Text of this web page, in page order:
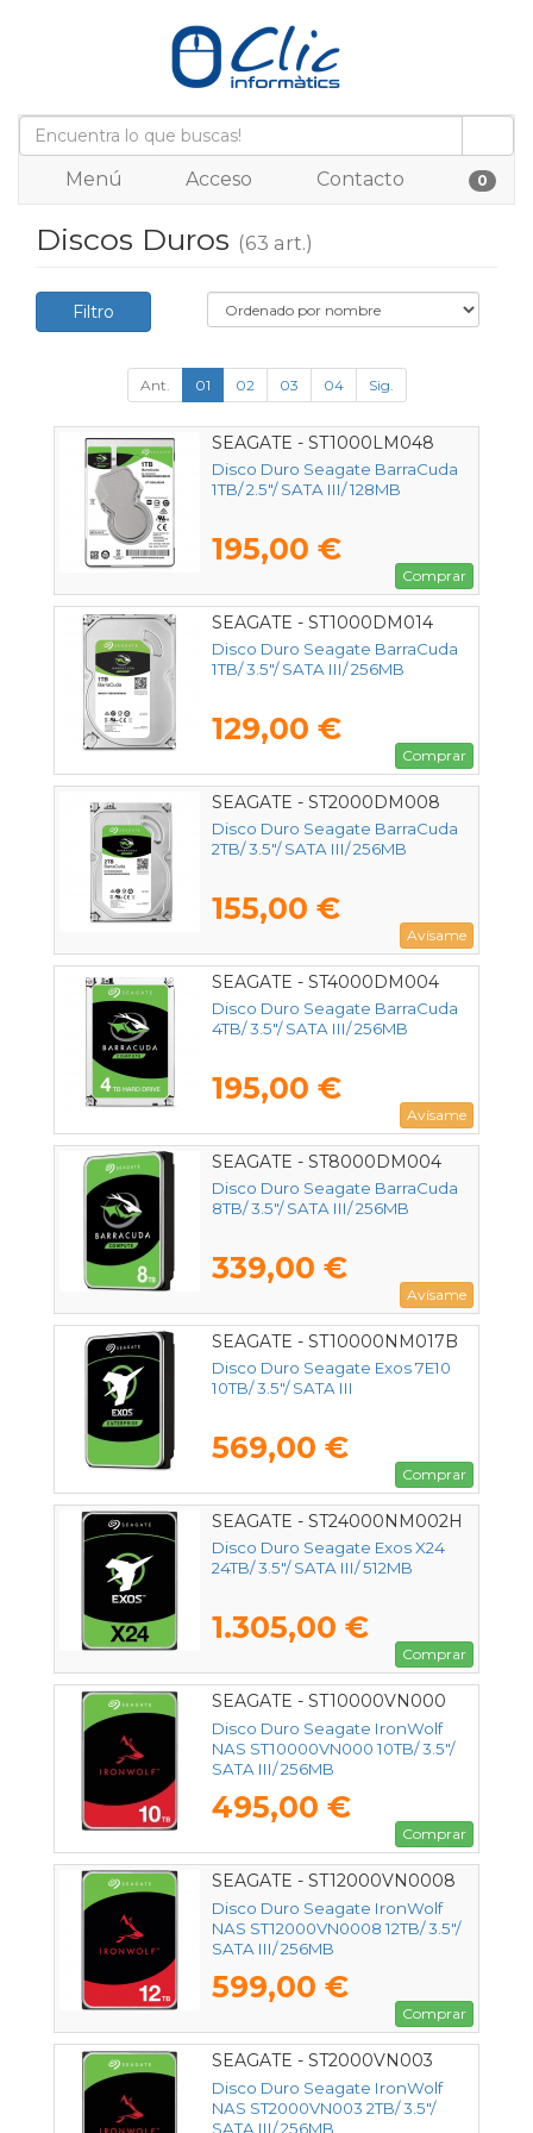
Menú Acceso Contacto 0
Discos Duros (63 art.)
Filtro
Ant. 01 02 03 04 Sig.
SEAGATE - ST1000LM048
Disco Duro Seagate BarraCuda
1TB/ 2.5"/ SATA III/ 128MB
195,00 €
Comprar
SEAGATE - ST1000DM014
Disco Duro Seagate BarraCuda
1TB/ 3.5"/ SATA III/ 256MB
129,00 €
Comprar
SEAGATE - ST2000DM008
Disco Duro Seagate BarraCuda
2TB/ 3.5"/ SATA III/ 256MB
155,00 €
Avísame
SEAGATE - ST4000DM004
Disco Duro Seagate BarraCuda
4TB/ 3.5"/ SATA III/ 256MB
195,00 €
Avísame
SEAGATE - ST8000DM004
Disco Duro Seagate BarraCuda
8TB/ 3.5"/ SATA III/ 256MB
339,00 €
Avísame
SEAGATE - ST10000NM017B
Disco Duro Seagate Exos 7E10
10TB/ 3.5"/ SATA III
569,00 €
Comprar
SEAGATE - ST24000NM002H
Disco Duro Seagate Exos X24
24TB/ 3.5"/ SATA III/ 512MB
1.305,00 €
Comprar
SEAGATE - ST10000VN000
Disco Duro Seagate IronWolf
NAS ST10000VN000 10TB/ 3.5"/
SATA III/ 256MB
495,00 €
Comprar
SEAGATE - ST12000VN0008
Disco Duro Seagate IronWolf
NAS ST12000VN0008 12TB/ 3.5"/
SATA III/ 256MB
599,00 €
Comprar
SEAGATE - ST2000VN003
Disco Duro Seagate IronWolf
NAS ST2000VN003 2TB/ 3.5"/
SATA III/ 256MB